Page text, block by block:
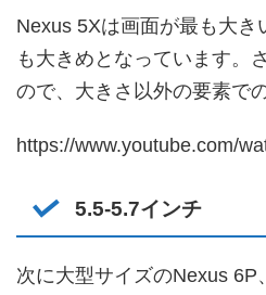
Nexus 5Xは画面が最も大き
も大きめとなっています。
ので、大きさ以外の要素で
https://www.youtube.com/
5.5-5.7インチ
次に大型サイズのNexus